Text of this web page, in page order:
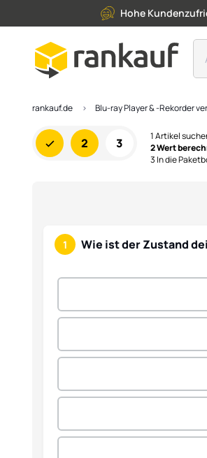
Hohe
rankauf.de Blu-ray Player & -Rekorder
2 3
1 Artikel
2 Wert
3 In die
1 Wie ist der Zustand